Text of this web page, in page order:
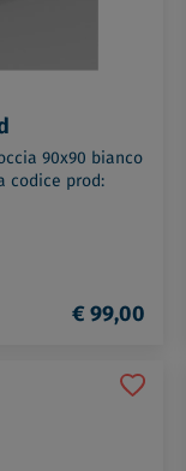
90x90 bianco
codice prod:
€ 99,00